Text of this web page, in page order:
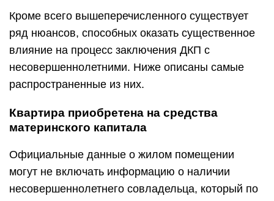
Кроме всего вышеперечисленного существует
ряд нюансов, способных оказать существенное
влияние на процесс заключения ДКП с
несовершеннолетними. Ниже описаны самые
распространенные из них.
Квартира приобретена на средства
материнского капитала
Официальные данные о жилом помещении
могут не включать информацию о наличии
несовершеннолетнего совладельца, который по